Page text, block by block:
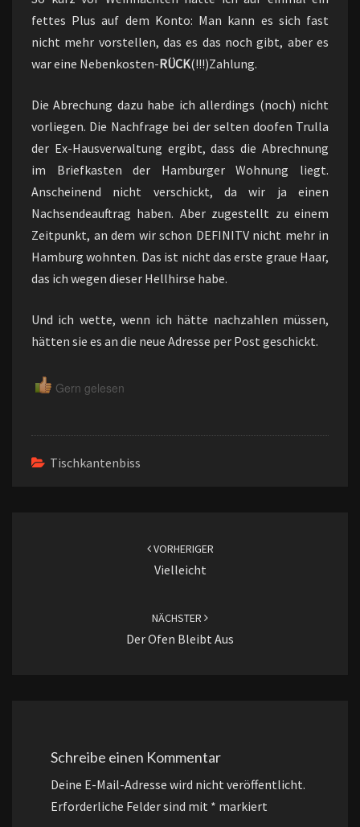
fettes Plus auf dem Konto: Man kann es sich fast
nicht mehr vorstellen, das es das noch gibt, aber es
war eine Nebenkosten-RÜCK(!!!)Zahlung.
Die Abrechung dazu habe ich allerdings (noch) nicht
vorliegen. Die Nachfrage bei der selten doofen Trulla
der Ex-Hausverwaltung ergibt, dass die Abrechnung
im Briefkasten der Hamburger Wohnung liegt.
Anscheinend nicht verschickt, da wir ja einen
Nachsendeauftrag haben. Aber zugestellt zu einem
Zeitpunkt, an dem wir schon DEFINITV nicht mehr in
Hamburg wohnten. Das ist nicht das erste graue Haar,
das ich wegen dieser Hellhirse habe.
Und ich wette, wenn ich hätte nachzahlen müssen,
hätten sie es an die neue Adresse per Post geschickt.
Gern gelesen
Tischkantenbiss
VORHERIGER
Vielleicht
NÄCHSTER
Der Ofen Bleibt Aus
Schreibe einen Kommentar
Deine E-Mail-Adresse wird nicht veröffentlicht.
Erforderliche Felder sind mit * markiert